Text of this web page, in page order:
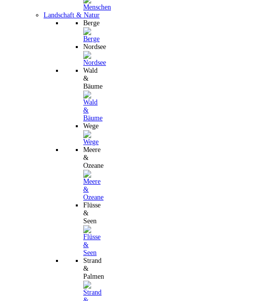
Landschaft & Natur
Berge
Nordsee
Wald
&
Bäume
Wege
Meere
&
Ozeane
Flüsse
&
Seen
Strand
&
Palmen